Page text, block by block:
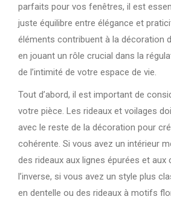
parfaits pour vos fenêtres, il est
juste équilibre entre élégance et
éléments contribuent à la décoration
en jouant un rôle crucial dans la
de l’intimité de votre espace de vie.
Tout d’abord, il est important de
votre pièce. Les rideaux et voilages
avec le reste de la décoration pour
cohérente. Si vous avez un intérieur
des rideaux aux lignes épurées et
l’inverse, si vous avez un style plus
en dentelle ou des rideaux à motifs